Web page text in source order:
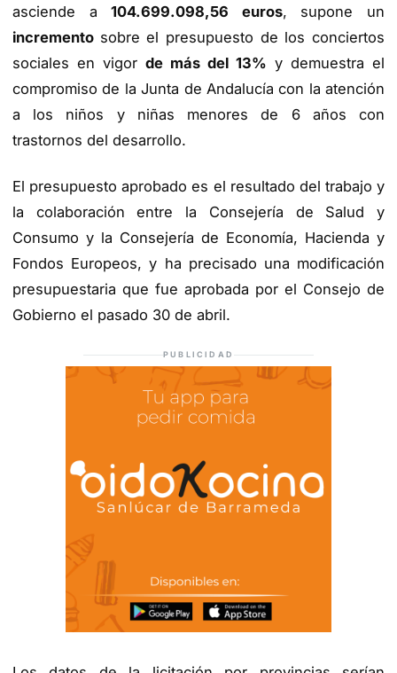
asciende a104.699.098,56 euros, supone un
incremento sobre el presupuesto de los conciertos
sociales en vigor de más del 13% y demuestra el
compromiso de la Junta de Andalucía con la atención
a los niños y niñas menores de 6 años con
trastornos del desarrollo.
El presupuesto aprobado es el resultado del trabajo y
la colaboración entre la Consejería de Salud y
Consumo y la Consejería de Economía, Hacienda y
Fondos Europeos, y ha precisado una modificación
presupuestaria que fue aprobada por el Consejo de
Gobierno el pasado 30 de abril.
PUBLICIDAD